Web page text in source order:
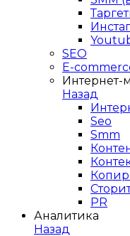
SEO
E-
Интернет-
Назад
Seo
Smm
PR
Аналитика
Назад